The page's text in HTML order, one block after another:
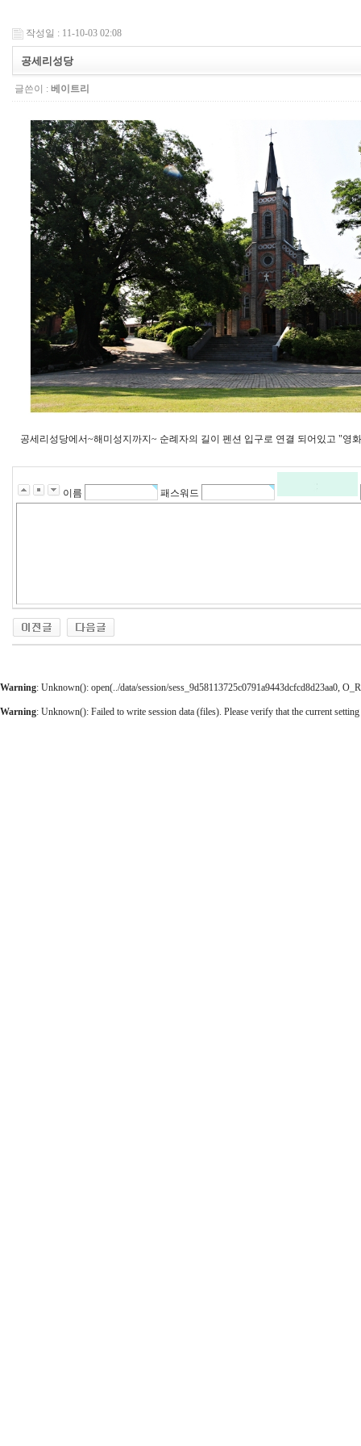
작성일 : 11-10-03 02:08
공세리성당
글쓴이 : 베이트리
공세리성당에서~해미성지까지~ 순례자의 길이 펜션 입구로 연결 되어있고 "영
이름 패스워드
Warning: Unknown(): open(../data/session/sess_9d58113725c0791a9443dcfcd8d23aa0,
Warning: Unknown(): Failed to write session data (files). Please verify that the current